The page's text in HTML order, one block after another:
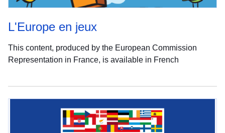
L'Europe en jeux
This content, produced by the European Commission
Representation in France, is available in French